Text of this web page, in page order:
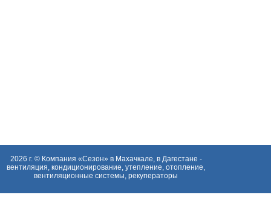
2026 г. © Компания «Сезон» в Махачкале, в Дагестане -
вентиляция, кондиционирование, утепление, отопление,
вентиляционные системы, рекуператоры